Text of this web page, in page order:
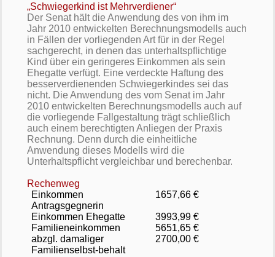
„Schwiegerkind ist Mehrverdiener“
Der Senat hält die Anwendung des von ihm im
Jahr 2010 entwickelten Berechnungsmodells auch
in Fällen der vorliegenden Art für in der Regel
sachgerecht, in denen das unterhaltspflichtige
Kind über ein geringeres Einkommen als sein
Ehegatte verfügt. Eine verdeckte Haftung des
besserverdienenden Schwiegerkindes sei das
nicht. Die Anwendung des vom Senat im Jahr
2010 entwickelten Berechnungsmodells auch auf
die vorliegende Fallgestaltung trägt schließlich
auch einem berechtigten Anliegen der Praxis
Rechnung. Denn durch die einheitliche
Anwendung dieses Modells wird die
Unterhaltspflicht vergleichbar und berechenbar.
Rechenweg
Einkommen
Antragsgegnerin
1657,66 €
Einkommen Ehegatte
3993,99 €
Familieneinkommen
5651,65 €
abzgl. damaliger
Familienselbst-behalt
2700,00 €